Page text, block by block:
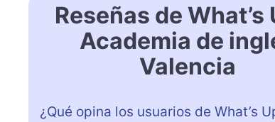
Reseñas de What’s
Academia de
Valencia
¿Qué opina los usuarios de What’s